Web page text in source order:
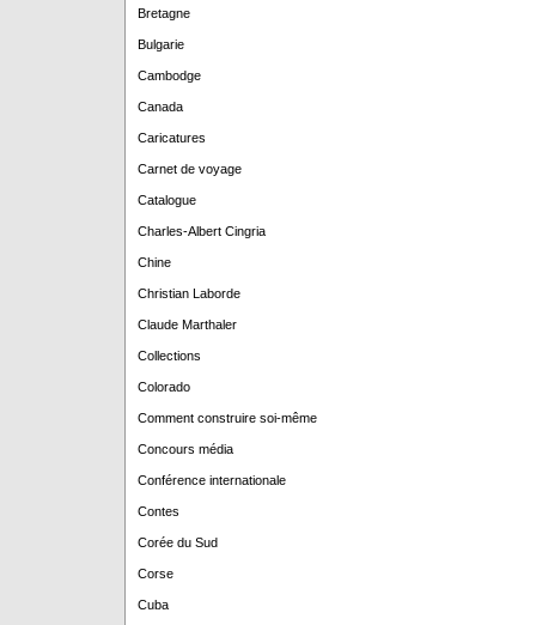
Bretagne
Bulgarie
Cambodge
Canada
Caricatures
Carnet de voyage
Catalogue
Charles-Albert Cingria
Chine
Christian Laborde
Claude Marthaler
Collections
Colorado
Comment construire soi-même
Concours média
Conférence internationale
Contes
Corée du Sud
Corse
Cuba